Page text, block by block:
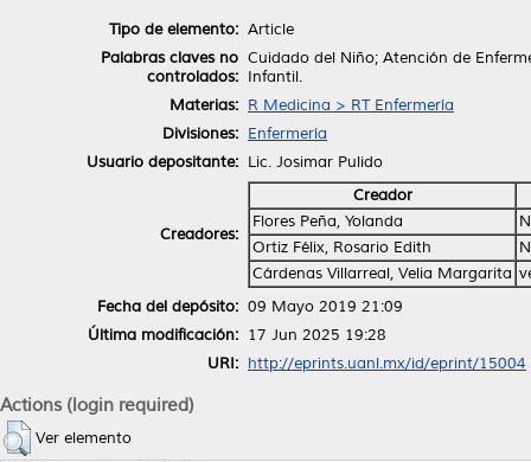
Tipo de elemento: Article
Palabras claves no
controlados:
Cuidado del Niño; Atención de
Infantil.
Materias: R Medicina > RT Enfermería
Divisiones: Enfermería
Usuario depositante: Lic. Josimar Pulido
Creadores:
Creador
Flores Peña, Yolanda
Ortiz Félix, Rosario Edith
Cárdenas Villarreal, Velia Margarita
Fecha del depósito: 09 Mayo 2019 21:09
Última modificación: 17 Jun 2025 19:28
URI: http://eprints.uanl.mx/id/eprint/15004
Actions (login required)
Ver elemento